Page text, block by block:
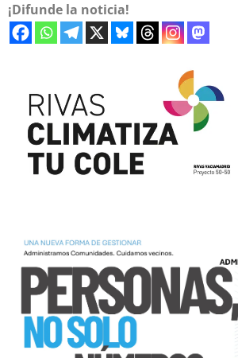
¡Difunde la noticia!